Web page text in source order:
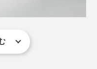
モートすることが多い